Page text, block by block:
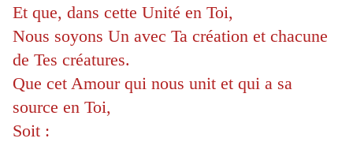
Et que, dans cette Unité en Toi,
Nous soyons Un avec Ta création et chacune
de Tes créatures.
Que cet Amour qui nous unit et qui a sa
source en Toi,
Soit :